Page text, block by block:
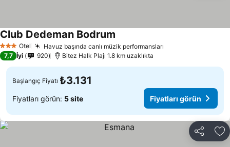
3 YıldızOtel Havuz başında canlı müzik performansları
Club Dedeman Bodrum
7,7 İyi 920 Bitez Halk Plajı 1.8 km uzaklıkta
Başlangıç Fiyatı ₺3.131
Fiyatları görün: 5 site Fiyatları görün
Paylaş